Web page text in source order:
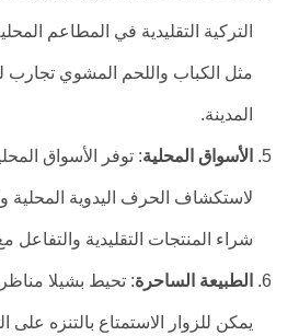
التركية التقليدية في المطاعم
مثل الكباب واللحم المشوي تجارب
المدينة.
الأسواق المحلية: توفر الأسواق
لاستكشاف الحرف اليدوية المحلية
شراء المنتجات التقليدية والتفاعل
الطبيعة الساحرة: تحيط بشيلا
يمكن للزوار الاستمتاع بالتنزه على